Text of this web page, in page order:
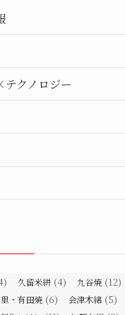
クノロジー
久留米絣 (4) 九谷焼 (12)
・有田焼 (6) 会津木綿 (5)